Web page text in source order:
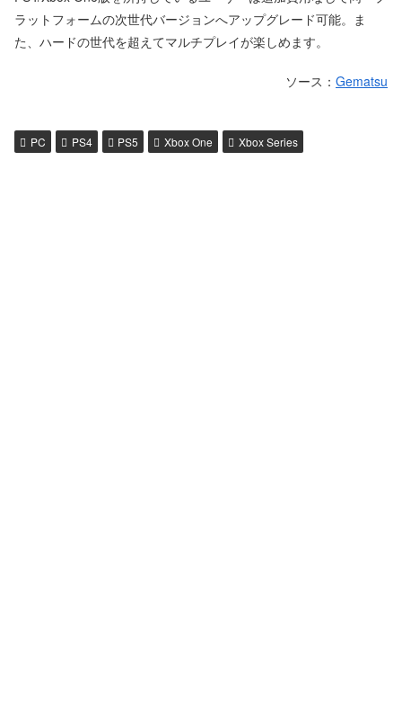
ラットフォームの次世代バージョンへアップグレード可能。ま
た、ハードの世代を超えてマルチプレイが楽しめます。
ソース： Gematsu
PC PS4 PS5 Xbox One Xbox Series